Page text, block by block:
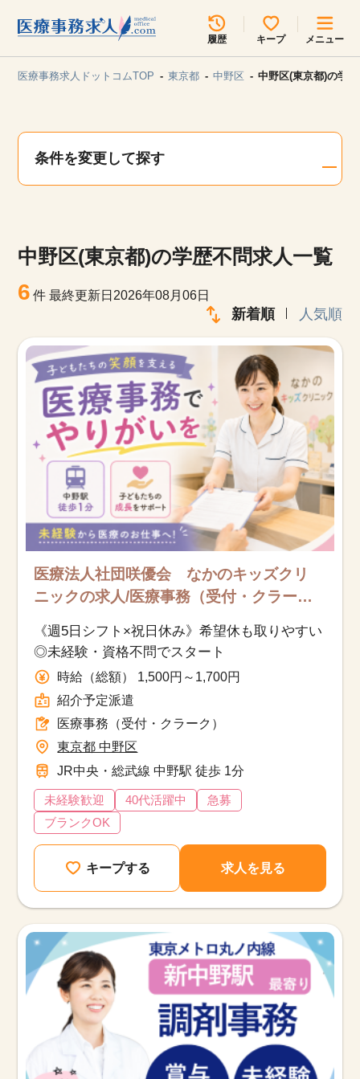
履歴 キープ メニュー
見学会・イベント情報
よくあるご質問
お知らせ
医療事務求人ドットコムとは
サイトの使い方
就職サポート
人材をお探しの医療機関・企業様
運営会社
医療事務求人ドットコムTOP 東京都 中野区 中野区(東京都)の学
条件を変更して探す
中野区(東京都)の学歴不問求人一覧
6 件最終更新日2026年08月06日
新着順 人気順
医療法人社団咲優会 なかのキッズクリ
ニックの求人/医療事務（受付・クラー
《週5日シフト×祝日休み》希望休も取りやすい
◎未経験・資格不問でスタート
時給（総額） 1,500円～1,700円
紹介予定派遣
医療事務（受付・クラーク）
東京都 中野区
JR中央・総武線 中野駅 徒歩 1分
未経験歓迎 40代活躍中
急募
ブランクOK
キープする 求人を見る
所在地のエリアを選択してください
各支店担当よりご連絡させていただきます。
関東
甲信越・北陸 中国・四国